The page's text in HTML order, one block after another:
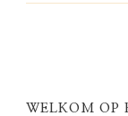
WELKOM OP